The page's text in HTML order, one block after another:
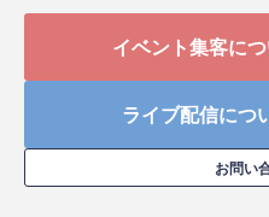
イベント集客に
ライブ配信につ
お問い